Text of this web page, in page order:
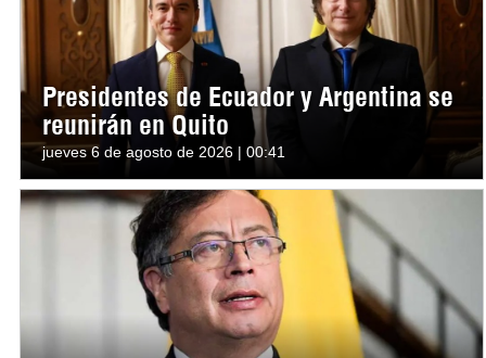
Presidentes de Ecuador y Argentina se
reunirán en Quito
jueves 6 de agosto de 2026 | 00:41